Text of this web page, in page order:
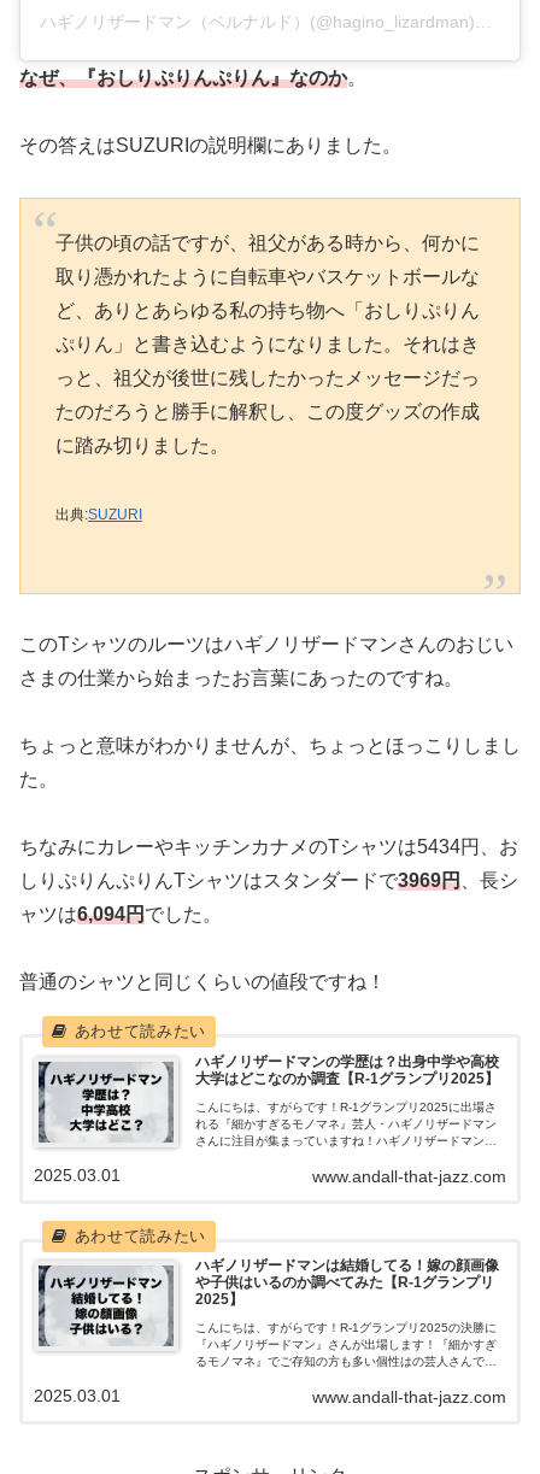
ハギノリザードマン（ベルナルド）(@hagino_lizardman)がシェアした投稿
なぜ、『おしりぷりんぷりん』なのか。
その答えはSUZURIの説明欄にありました。
子供の頃の話ですが、祖父がある時から、何かに
取り憑かれたように自転車やバスケットボールな
ど、ありとあらゆる私の持ち物へ「おしりぷりん
ぷりん」と書き込むようになりました。それはき
っと、祖父が後世に残したかったメッセージだっ
たのだろうと勝手に解釈し、この度グッズの作成
に踏み切りました。
出典:SUZURI
このTシャツのルーツはハギノリザードマンさんのおじい
さまの仕業から始まったお言葉にあったのですね。
ちょっと意味がわかりませんが、ちょっとほっこりしまし
た。
ちなみにカレーやキッチンカナメのTシャツは5434円、お
しりぷりんぷりんTシャツはスタンダードで3969円 、長シ
ャツは6,094円でした。
普通のシャツと同じくらいの値段ですね！
ハギノリザードマンの学歴は？出身中学や高校
大学はどこなのか調査【R-1グランプリ2025】
こんにちは、すがらです！R-1グランプリ2025に出場さ
れる『細かすぎるモノマネ』芸人・ハギノリザードマン
さんに注目が集まっていますね！ハギノリザードマンさ
野のネタがあります。ご出身の中学や...www.andall-that-jazz.com
2025.03.01
ハギノリザードマンは結婚してる！嫁の顔画像
や子供はいるのか調べてみた【R-1グランプリ
2025】
こんにちは、すがらです！R-1グランプリ2025の決勝に
『ハギノリザードマン』さんが出場します！『細かすぎ
るモノマネ』でご存知の方も多い個性はの芸人さんです
2025年1月3日に結成されたばかり...www.andall-that-jazz.com
2025.03.01